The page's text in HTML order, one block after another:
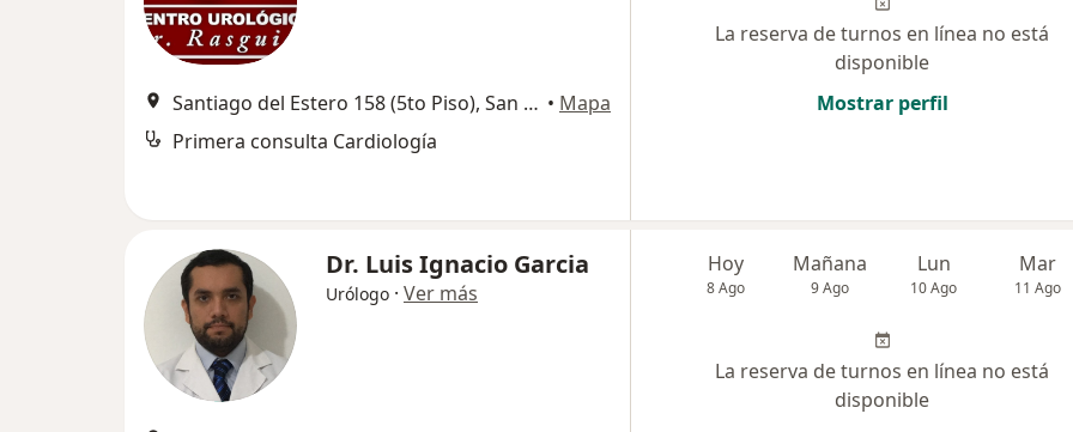
Santiago del Estero 158 (5to Piso), San Miguel de Tucumán • Mapa
Primera consulta Cardiología
La reserva de turnos en línea no está
disponible
Mostrar perfil
Dr. Luis Ignacio Garcia
Urólogo · Ver más
Hoy
8 Ago
Mañana
9 Ago
Lun
10 Ago
Mar
11 Ago
La reserva de turnos en línea no está
disponible